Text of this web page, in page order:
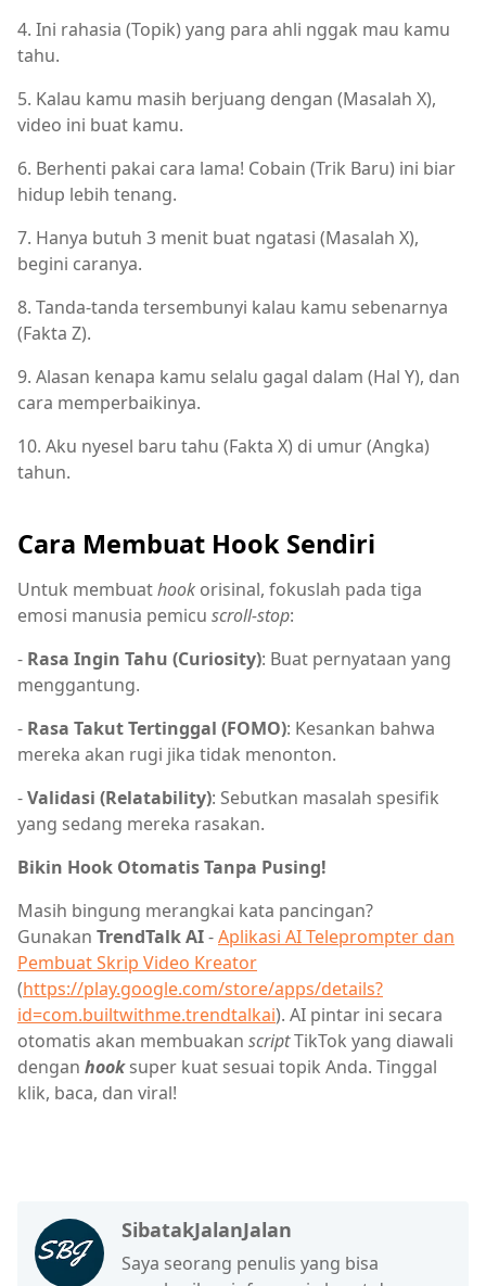
4. Ini rahasia (Topik) yang para ahli nggak mau kamu
tahu.
5. Kalau kamu masih berjuang dengan (Masalah X),
video ini buat kamu.
6. Berhenti pakai cara lama! Cobain (Trik Baru) ini biar
hidup lebih tenang.
7. Hanya butuh 3 menit buat ngatasi (Masalah X),
begini caranya.
8. Tanda-tanda tersembunyi kalau kamu sebenarnya
(Fakta Z).
9. Alasan kenapa kamu selalu gagal dalam (Hal Y), dan
cara memperbaikinya.
10. Aku nyesel baru tahu (Fakta X) di umur (Angka)
tahun.
Cara Membuat Hook Sendiri
Untuk membuathook orisinal, fokuslah pada tiga
emosi manusia pemicu scroll-stop:
- Rasa Ingin Tahu (Curiosity): Buat pernyataan yang
menggantung.
- Rasa Takut Tertinggal (FOMO): Kesankan bahwa
mereka akan rugi jika tidak menonton.
-Validasi (Relatability): Sebutkan masalah spesifik
yang sedang mereka rasakan.
Bikin Hook Otomatis Tanpa Pusing!
Masih bingung merangkai kata pancingan?
Gunakan TrendTalk AI-Aplikasi AI Teleprompter dan
Pembuat Skrip Video Kreator
(https://play.google.com/store/apps/details?
id=com.builtwithme.trendtalkai). AI pintar ini secara
otomatis akan membuakan scriptTikTok yang diawali
dengan hooksuper kuat sesuai topik Anda. Tinggal
klik, baca, dan viral!
SibatakJalanJalan
Saya seorang penulis yang bisa